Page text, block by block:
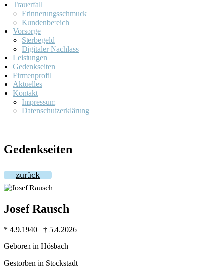
Trauerfall
Erinnerungsschmuck
Kundenbereich
Vorsorge
Sterbegeld
Digitaler Nachlass
Leistungen
Gedenkseiten
Firmenprofil
Aktuelles
Kontakt
Impressum
Datenschutzerklärung
Gedenkseiten
zurück
Josef Rausch
* 4.9.1940 † 5.4.2026
Geboren in Hösbach
Gestorben in Stockstadt